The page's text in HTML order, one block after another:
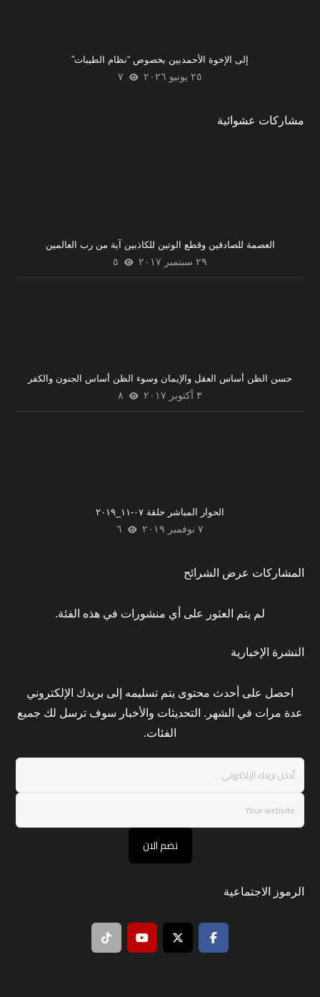
إلى الإخوة الأحمديين بخصوص “نظام الطيبات”
٢٥ يونيو ٢٠٢٦ ٧
مشاركات عشوائية
العصمة للصادقين وقطع الوتين للكاذبين آية من رب العالمين
٢٩ سبتمبر ٢٠١٧ ٥
حسن الظن أساس العقل والإيمان وسوء الظن أساس الجنون والكفر
٣ أكتوبر ٢٠١٧ ٨
الحوار المباشر حلقة ٠٧-١١_٢٠١٩
٧ نوفمبر ٢٠١٩ ٦
المشاركات عرض الشرائح
لم يتم العثور على أي منشورات في هذه الفئة.
النشرة الإخبارية
احصل على أحدث محتوى يتم تسليمه إلى بريدك الإلكتروني
عدة مرات في الشهر. التحديثات والأخبار سوف ترسل لك جميع
الفئات.
نضم الان
الرموز الاجتماعية